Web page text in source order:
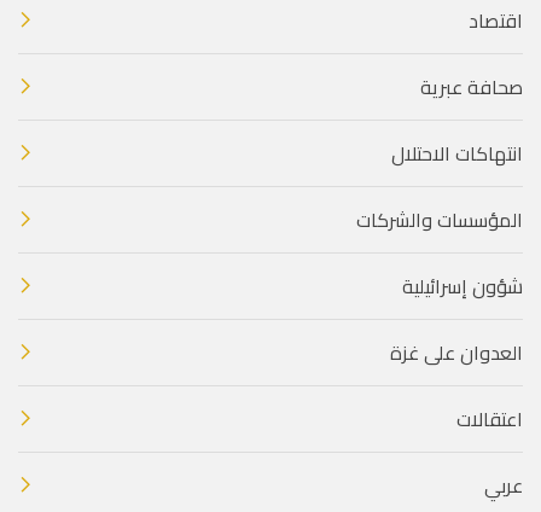
اقتصاد
صحافة عبرية
انتهاكات الاحتلال
المؤسسات والشركات
شؤون إسرائيلية
العدوان على غزة
اعتقالات
عربي